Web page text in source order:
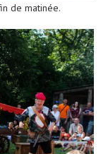
de matinée.